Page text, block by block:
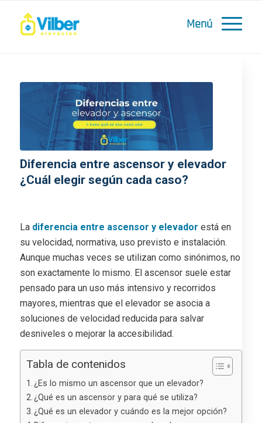
Diferencia entre ascensor y elevador
¿Cuál elegir según cada caso?
La diferencia entre ascensor y elevador está en
su velocidad, normativa, uso previsto e instalación.
Aunque muchas veces se utilizan como sinónimos, no
son exactamente lo mismo. El ascensor suele estar
pensado para un uso más intensivo y recorridos
mayores, mientras que el elevador se asocia a
soluciones de velocidad reducida para salvar
desniveles o mejorar la accesibilidad.
Tabla de contenidos
¿Es lo mismo un ascensor que un elevador?
¿Qué es un ascensor y para qué se utiliza?
¿Qué es un elevador y cuándo es la mejor opción?